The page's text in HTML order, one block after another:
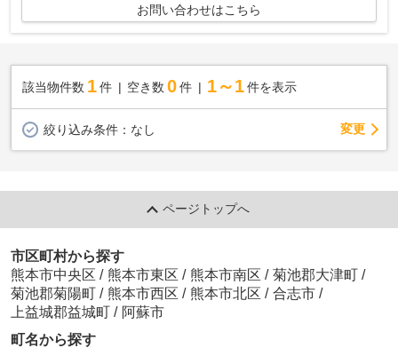
お問い合わせはこちら
該当物件数 1件 空き数 0 件 1～1 件を表示
絞り込み条件： なし 変更
ページトップへ
市区町村から探す
熊本市中央区 / 熊本市東区 / 熊本市南区 / 菊池郡大津町 /
菊池郡菊陽町 / 熊本市西区 / 熊本市北区 / 合志市 /
上益城郡益城町 / 阿蘇市
町名から探す